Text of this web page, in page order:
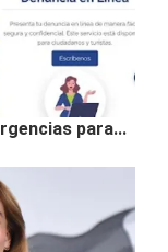
para...